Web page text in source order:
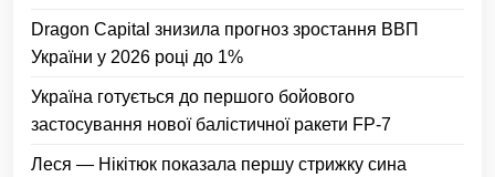
Dragon Capital знизила прогноз зростання ВВП
України у 2026 році до 1%
Україна готується до першого бойового
застосування нової балістичної ракети FP-7
Леся — Нікітюк показала першу стрижку сина